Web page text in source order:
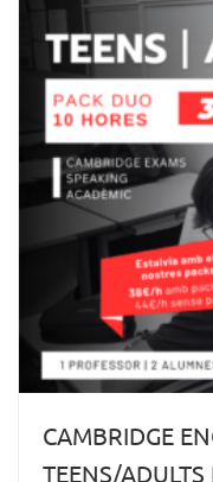
CAMBRIDGE
TEENS/